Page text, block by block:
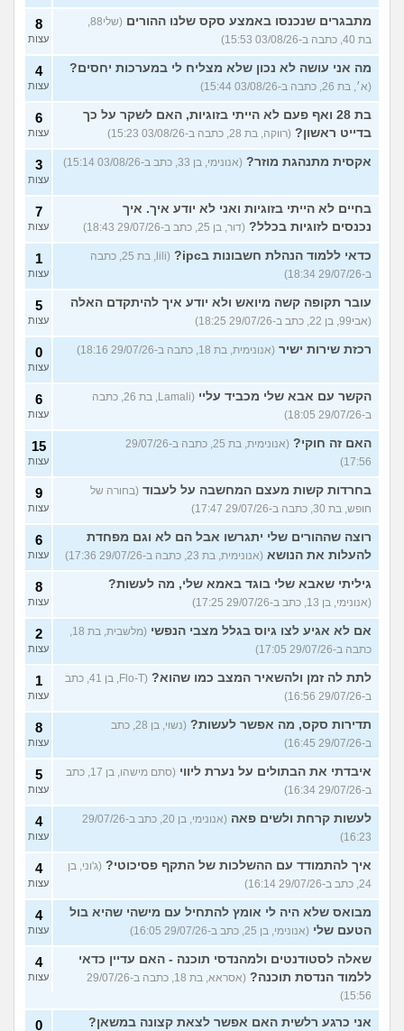
מתבגרים שנכנסו באמצע סקס שלנו ההורים
(שלי88,
בת 40, כתבה ב-03/08/26 15:53)
8
עצות
מה אני עושה לא נכון שלא מצליח לי במערכות יחסים?
(א׳, בת 26, כתבה ב-03/08/26 15:44)
4
עצות
בת 28 ואף פעם לא הייתי בזוגיות, האם לשקר על כך
בדייט ראשון? (רווקה, בת 28, כתבה ב-03/08/26 15:23)
6
עצות
אקסית מתנהגת מוזר? (אנונימי, בן 33, כתב ב-03/08/26 15:14) 3
עצות
בחיים לא הייתי בזוגיות ואני לא יודע איך. איך
נכנסים לזוגיות בכלל? (דור, בן 25, כתב ב-29/07/26 18:43)
7
עצות
כדאי ללמוד הנהלת חשבונות בipc?
(lili, בת 25, כתבה
ב-29/07/26 18:34)
1
עצות
עובר תקופה קשה מיואש ולא יודע איך להיתקדם האלה
(אבי99, בן 22, כתב ב-29/07/26 18:25)
5
עצות
רכזת שירות ישיר (אנונימית, בת 18, כתבה ב-29/07/26 18:16) 0
עצות
הקשר עם אבא שלי מכביד עליי
(Lamali, בת 26, כתבה
ב-29/07/26 18:05)
6
עצות
האם זה חוקי?
(אנונימית, בת 25, כתבה ב-29/07/26
17:56)
15
עצות
בחרדות קשות מעצם המחשבה על לעבוד (בחורה של
חופש, בת 30, כתבה ב-29/07/26 17:47)
9
עצות
רוצה שההורים שלי יתגרשו אבל הם לא וגם מפחדת
להעלות את הנושא (אנונימית, בת 23, כתבה ב-29/07/26 17:36)
6
עצות
גיליתי שאבא שלי בוגד באמא שלי, מה לעשות?
(אנונימי, בן 13, כתב ב-29/07/26 17:25)
8
עצות
אם לא אגיע לצו גיוס בגלל מצבי הנפשי
(מלשבית, בת 18,
כתבה ב-29/07/26 17:05)
2
עצות
לתת לה זמן ולהשאיר המצב כמו שהוא?
(Flo-T, בן 41, כתב
ב-29/07/26 16:56)
1
עצות
תדירות סקס, מה אפשר לעשות?
(נשוי, בן 28, כתב
ב-29/07/26 16:45)
8
עצות
איבדתי את הבתולים על נערת ליווי
(סתם מישהו, בן 17, כתב
ב-29/07/26 16:34)
5
עצות
לעשות קרחת ולשים פאה
(אנונימי, בן 20, כתב ב-29/07/26
16:23)
4
עצות
איך להתמודד עם ההשלכות של התקף פסיכוטי? (ג'וני, בן
24, כתב ב-29/07/26 16:14)
4
עצות
מבואס שלא היה לי אומץ להתחיל עם מישהי שהיא בול
הטעם שלי (אנונימי, בן 25, כתב ב-29/07/26 16:05)
4
עצות
שאלה לסטודנטים ולמהנדסי תוכנה - האם עדיין כדאי
ללמוד הנדסת תוכנה?
(אסראא, בת 18, כתבה ב-29/07/26
15:56)
4
עצות
אני כרגע רלשית האם אפשר לצאת קצונה במשאן? 0